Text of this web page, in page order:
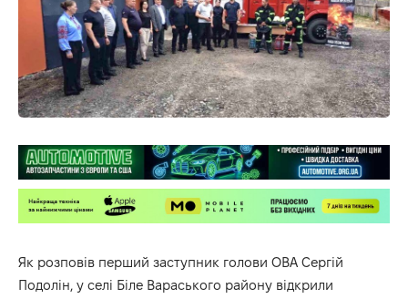
Як розповів перший заступник голови ОВА Сергій
Подолін, у селі Біле Вараського району відкрили